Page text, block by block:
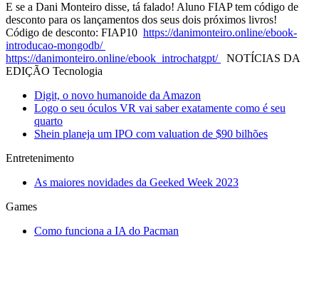
E se a Dani Monteiro disse, tá falado! Aluno FIAP tem código de
desconto para os lançamentos dos seus dois próximos livros!
Código de desconto: FIAP10 https://danimonteiro.online/ebook-
introducao-mongodb/⁠
https://danimonteiro.online/ebook_introchatgpt/⁠
⁠ NOTÍCIAS DA
EDIÇÃO Tecnologia
Digit, o novo humanoide da Amazon
Logo o seu óculos VR vai saber exatamente como é seu
quarto
Shein planeja um IPO com valuation de $90 bilhões
Entretenimento
As maiores novidades da Geeked Week 2023
Games
Como funciona a IA do Pacman